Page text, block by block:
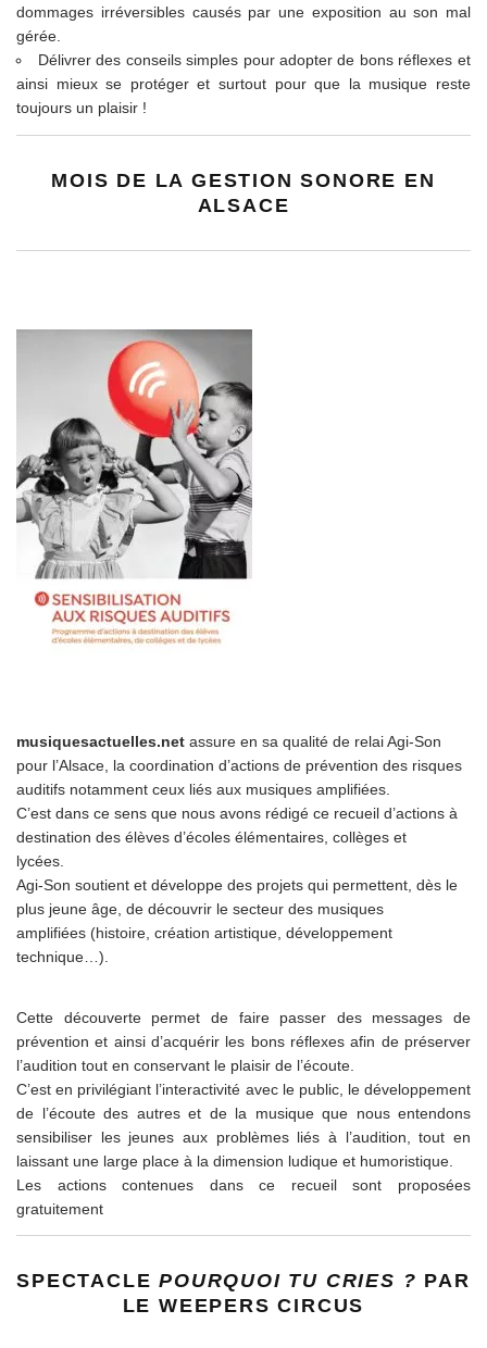
dommages irréversibles causés par une exposition au son mal
gérée.
Délivrer des conseils simples pour adopter de bons réflexes et
ainsi mieux se protéger et surtout pour que la musique reste
toujours un plaisir !
MOIS DE LA GESTION SONORE EN
ALSACE
musiquesactuelles.net assure en sa qualité de relai Agi-Son
pour l’Alsace, la coordination d’actions de prévention des risques
auditifs notamment ceux liés aux musiques amplifiées.
C’est dans ce sens que nous avons rédigé ce recueil d’actions à
destination des élèves d’écoles élémentaires, collèges et
lycées.
Agi-Son soutient et développe des projets qui permettent, dès le
plus jeune âge, de découvrir le secteur des musiques
amplifiées (histoire, création artistique, développement
technique…).
Cette découverte permet de faire passer des messages de
prévention et ainsi d’acquérir les bons réflexes afin de préserver
l’audition tout en conservant le plaisir de l’écoute.
C’est en privilégiant l’interactivité avec le public, le développement
de l’écoute des autres et de la musique que nous entendons
sensibiliser les jeunes aux problèmes liés à l’audition, tout en
laissant une large place à la dimension ludique et humoristique.
Les actions contenues dans ce recueil sont proposées
gratuitement
SPECTACLEPOURQUOI TU CRIES ? PAR
LE WEEPERS CIRCUS